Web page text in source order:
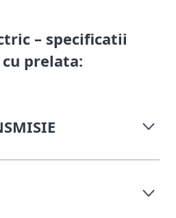
– specificatii
prelata: